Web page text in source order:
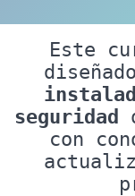
Este
seguridad
con